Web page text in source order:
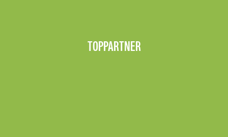
TOPPARTNER